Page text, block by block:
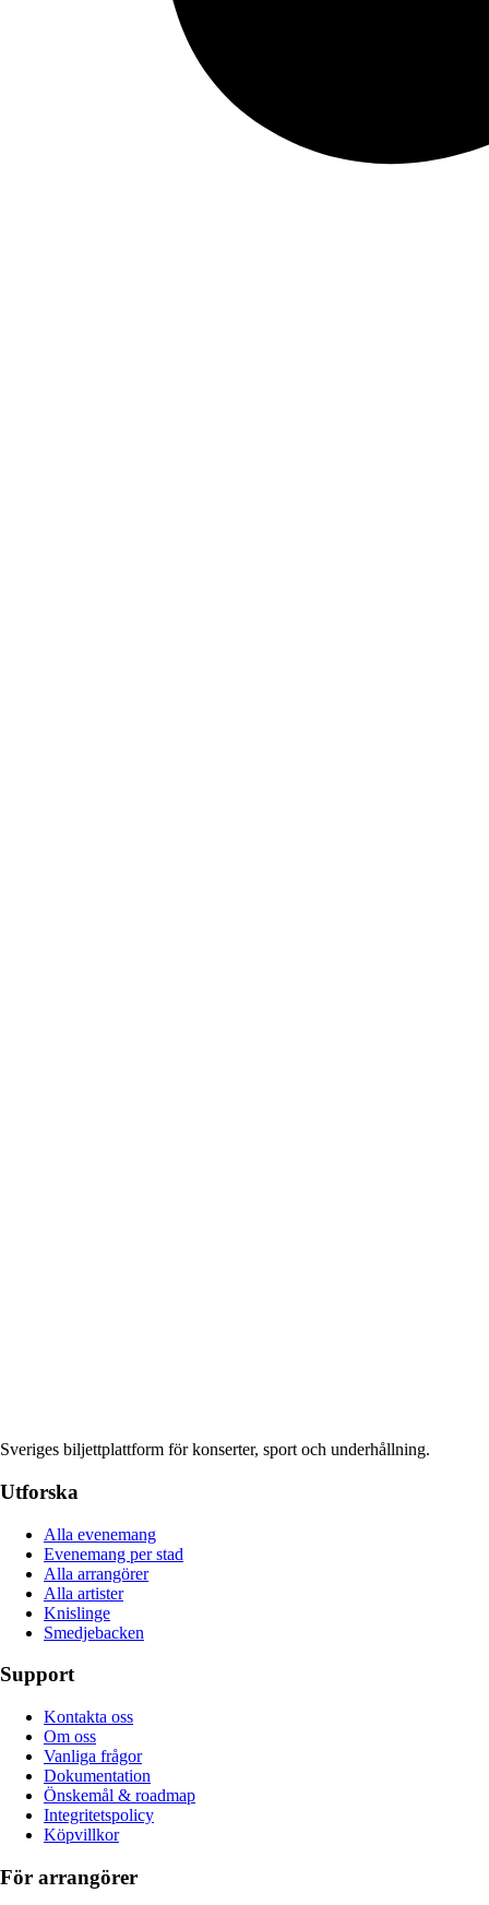
Sveriges biljettplattform för konserter, sport och underhållning.
Utforska
Alla evenemang
Evenemang per stad
Alla arrangörer
Alla artister
Knislinge
Smedjebacken
Support
Kontakta oss
Om oss
Vanliga frågor
Dokumentation
Önskemål & roadmap
Integritetspolicy
Köpvillkor
För arrangörer